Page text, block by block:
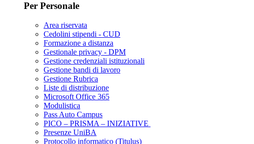
Per Personale
Area riservata
Cedolini stipendi - CUD
Formazione a distanza
Gestionale privacy - DPM
Gestione credenziali istituzionali
Gestione bandi di lavoro
Gestione Rubrica
Liste di distribuzione
Microsoft Office 365
Modulistica
Pass Auto Campus
PICO – PRISMA – INIZIATIVE
Presenze UniBA
Protocollo informatico (Titulus)